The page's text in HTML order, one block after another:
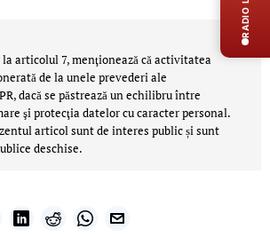
la articolul 7, menţionează că activitatea
de la unele prevederi ale
dacă se păstrează un echilibru între
şi protecţia datelor cu caracter personal.
articol sunt de interes public și sunt
deschise.